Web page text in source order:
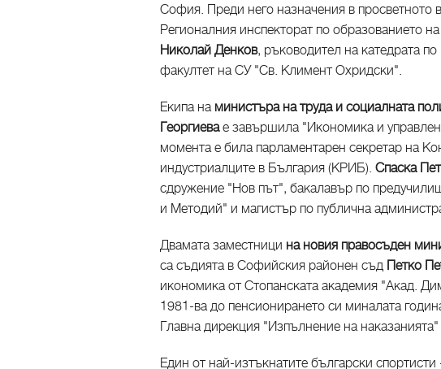
София. Преди него назначения в просветното
Регионалния инспекторат по образованието
Николай Денков, ръководител на катедрата
факултет на СУ "Св. Климент Охридски".
Екипа на министъра на труда и социалната
Георгиевае завършила "Икономика и
момента е била парламентарен секретар на
индустриалците в България (КРИБ). Спаска
сдружение "Нов път", бакалавър по
и Методий" и магистър по публична
Двамата заместници на новия правосъден
са съдията в Софийския районен съд Петко
икономика от Стопанската академия "Акад.
1981-ва до пенсионирането си миналата
Главна дирекция "Изпълнение на
Един от най-изтъкнатите български